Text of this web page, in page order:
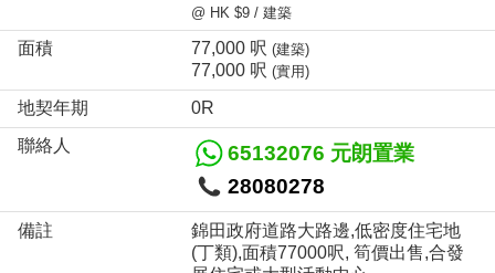
@ HK $9 / 建築
面積 77,000 呎 (建築)
77,000 呎 (實用)
地契年期
0R
聯絡人
65132076 元朗置業
28080278
備註
錦田政府道路大路邊,低密度住宅地
(丁類),面積77000呎, 筍價出售,合發